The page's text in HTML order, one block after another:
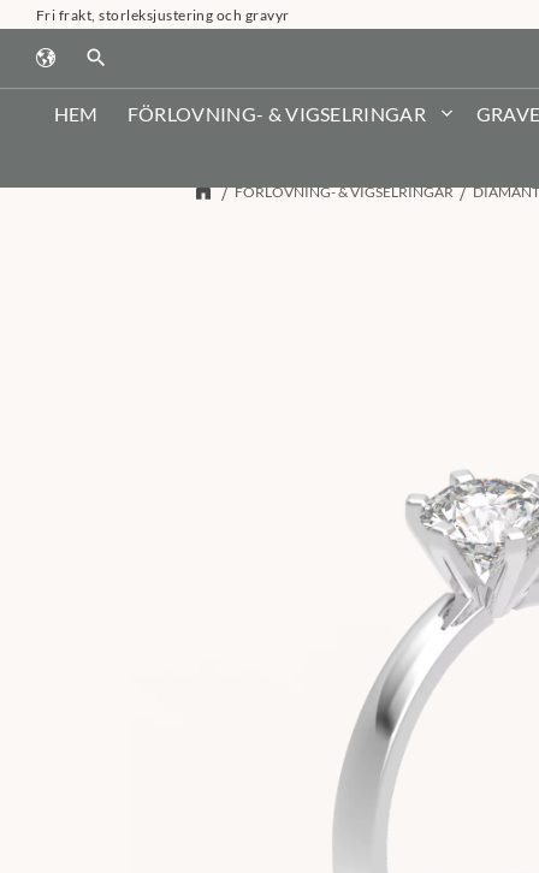
Fri frakt, storleksjustering och gravyr
search
HEM FÖRLOVNING- & VIGSELRINGAR
FÖRLOVNING- & VIGSELRINGAR